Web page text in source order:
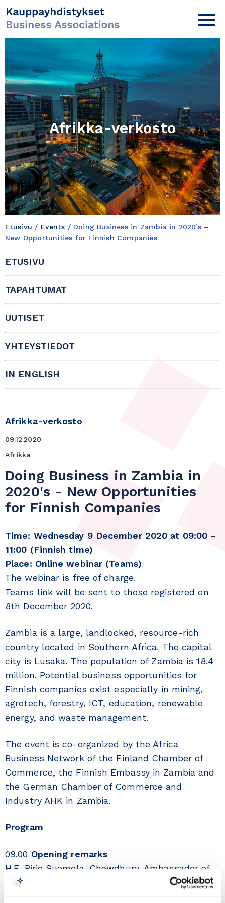
Afrikka-verkosto
Etusivu / Events / Doing Business in Zambia in 2020’s –
New Opportunities for Finnish Companies
ETUSIVU
TAPAHTUMAT
UUTISET
YHTEYSTIEDOT
IN ENGLISH
Afrikka-verkosto
09.12.2020
Afrikka
Doing Business in Zambia in
2020's - New Opportunities
for Finnish Companies
Time: Wednesday 9 December 2020 at 09:00 –
11:00 (Finnish time)
Place: Online webinar (Teams)
The webinar is free of charge.
Teams link will be sent to those registered on
8th December 2020.
Zambia is a large, landlocked, resource-rich
country located in Southern Africa. The capital
city is Lusaka. The population of Zambia is 18.4
million. Potential business opportunities for
Finnish companies exist especially in mining,
agrotech, forestry, ICT, education, renewable
energy, and waste management.
The event is co-organized by the Africa
Business Network of the Finland Chamber of
Commerce, the Finnish Embassy in Zambia and
the German Chamber of Commerce and
Industry AHK in Zambia.
Program
09.00 Opening remarks
H.E. Pirjo Suomela-Chowdhury, Ambassador of
Finland to Zambia